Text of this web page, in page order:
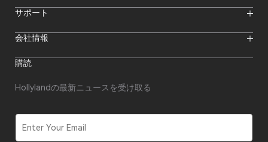
オンラインイベント
Hollylandブログ
クリエイター向けリソース
ビデオセンター
サポート
ダウンロード
購入先
代理店になる
修理状況の確認
会社情報
フォーラム
お問い合わせ
コンプライアンス
ソフトウェア更新
購読
Hollylandの最新ニュースを受け取る
E
m